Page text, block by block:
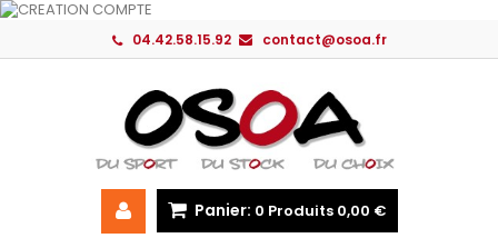
04.42.58.15.92 contact@osoa.fr
Panier: 0 Produits 0,00 €